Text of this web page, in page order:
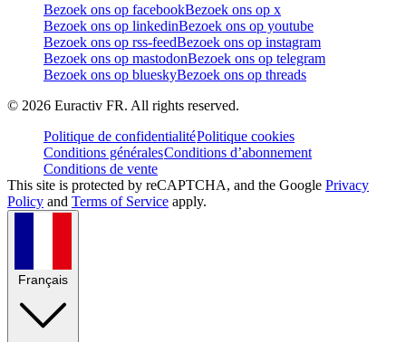
Bezoek ons op facebookBezoek ons op x
Bezoek ons op linkedinBezoek ons op youtube
Bezoek ons op rss-feedBezoek ons op instagram
Bezoek ons op mastodonBezoek ons op telegram
Bezoek ons op blueskyBezoek ons op threads
© 2026 Euractiv FR. All rights reserved.
Politique de confidentialitéPolitique cookies
Conditions généralesConditions d’abonnement
Conditions de vente
This site is protected by reCAPTCHA, and the Google Privacy
Policy and Terms of Service apply.
Français